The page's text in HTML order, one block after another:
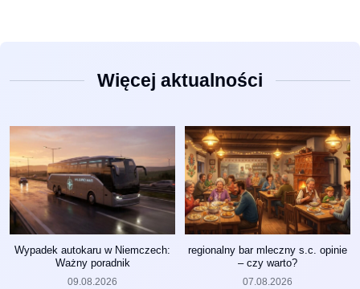
Więcej aktualności
Wypadek autokaru w Niemczech:
Ważny poradnik
09.08.2026
regionalny bar mleczny s.c. opinie
– czy warto?
07.08.2026